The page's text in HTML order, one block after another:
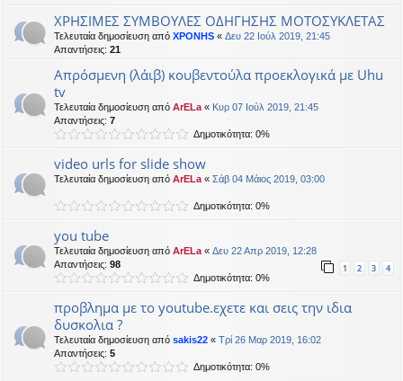
ΧΡΗΣΙΜΕΣ ΣΥΜΒΟΥΛΕΣ ΟΔΗΓΗΣΗΣ ΜΟΤΟΣΥΚΛΕΤΑΣ
Τελευταία δημοσίευση από XPONHS « Δευ 22 Ιούλ 2019, 21:45
Απαντήσεις: 21
Απρόσμενη (λάιβ) κουβεντούλα προεκλογικά με Uhu
tv
Τελευταία δημοσίευση από ArELa « Κυρ 07 Ιούλ 2019, 21:45
Απαντήσεις: 7
Δημοτικότητα: 0%
video urls for slide show
Τελευταία δημοσίευση από ArELa « Σάβ 04 Μάιος 2019, 03:00
Δημοτικότητα: 0%
you tube
Τελευταία δημοσίευση από ArELa « Δευ 22 Απρ 2019, 12:28
Απαντήσεις: 98 1 2 3 4
Δημοτικότητα: 0%
προβλημα με το youtube.εχετε και σεις την ιδια
δυσκολια ?
Τελευταία δημοσίευση από sakis22 « Τρί 26 Μαρ 2019, 16:02
Απαντήσεις: 5
Δημοτικότητα: 0%